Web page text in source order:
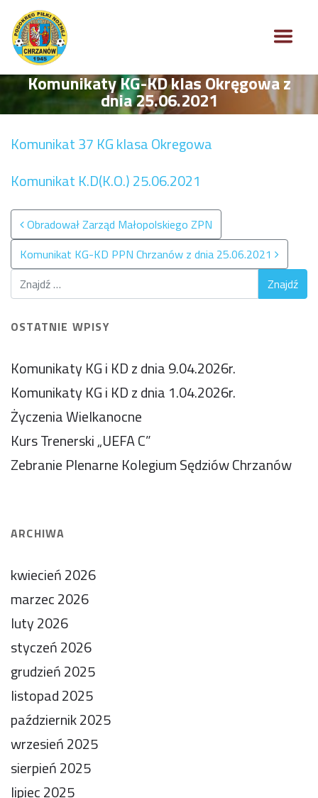
Komunikaty KG-KD klas Okręgowa z
dnia 25.06.2021
Komunikat 37 KG klasa Okregowa
Komunikat K.D(K.O.) 25.06.2021
Nawigacja po wpisach
Obradował Zarząd Małopolskiego ZPN
Komunikat KG-KD PPN Chrzanów z dnia 25.06.2021
OSTATNIE WPISY
Komunikaty KG i KD z dnia 9.04.2026r.
Komunikaty KG i KD z dnia 1.04.2026r.
Życzenia Wielkanocne
Kurs Trenerski „UEFA C”
Zebranie Plenarne Kolegium Sędziów Chrzanów
ARCHIWA
kwiecień 2026
marzec 2026
luty 2026
styczeń 2026
grudzień 2025
listopad 2025
październik 2025
wrzesień 2025
sierpień 2025
lipiec 2025